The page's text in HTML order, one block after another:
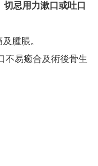
切忌用力漱口或吐口
腫脹。
不易癒合及術後骨生